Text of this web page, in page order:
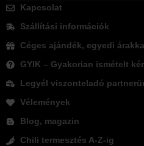
Kapcsolat
Szállítási információk
Céges ajándék, egyedi
GYIK – Gyakorian ismételt
Legyél viszonteladó
Vélemények
Blog, magazin
Chili termesztés A-Z-ig